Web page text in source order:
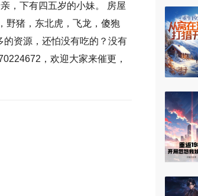
，下有四五岁的小妹。 房屋
野猪，东北虎，飞龙，傻狍
资源，还怕没有吃的？没有
，欢迎大家来催更，